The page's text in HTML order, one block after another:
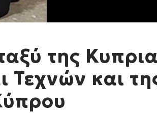
της
Τεχνών και